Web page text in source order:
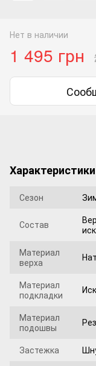
Нет в наличии
1 495 грн
Характеристики
Сезон
Состав
Материал
верха
Материал
подкладки
Материал
подошвы
Застежка